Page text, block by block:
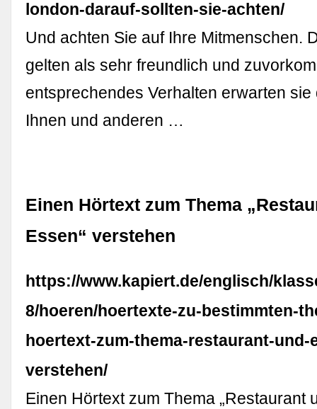
london-darauf-sollten-sie-achten/
Und achten Sie auf Ihre Mitmenschen.
gelten als sehr freundlich und
entsprechendes Verhalten erwarten
Ihnen und anderen …
Einen Hörtext zum Thema
Essen“ verstehen
https://www.kapiert.de/englisch/
8/hoeren/hoertexte-zu-bestimmten-
hoertext-zum-thema-restaurant-und-
verstehen/
Einen Hörtext zum Thema „Restaurant